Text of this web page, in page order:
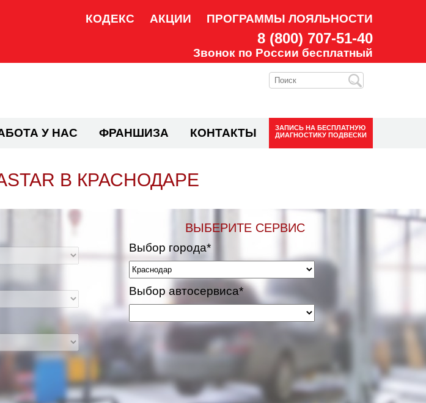
КОДЕКС АКЦИИ ПРОГРАММЫ ЛОЯЛЬНОСТИ
8 (800) 707-51-40
Звонок по России бесплатный
У НАС ФРАНШИЗА КОНТАКТЫ ЗАПИСЬ НА БЕСПЛАТНУЮ
ДИАГНОСТИКУ ПОДВЕСКИ
В КРАСНОДАРЕ
ВЫБЕРИТЕ СЕРВИС
Выбор города*
Выбор автосервиса*